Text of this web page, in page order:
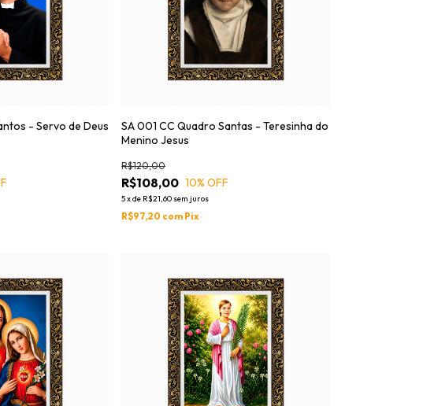
- Servo de Deus
SA 001 CC Quadro Santas - Teresinha do
Menino Jesus
R$108,00
R$120,00
10% OFF
5xde R$21,60 sem juros
R$97,20 com Pix